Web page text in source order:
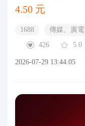
4.50 元
1688 傳媒、廣電
426
5.0
2026-07-29 13:44:05